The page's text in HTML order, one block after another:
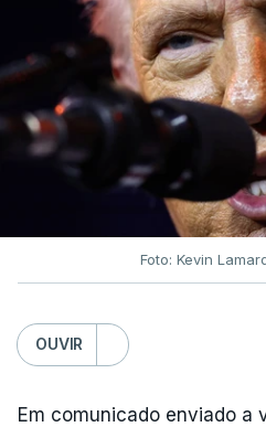
Foto: Kevin
OUVIR
Em comunicado enviado a